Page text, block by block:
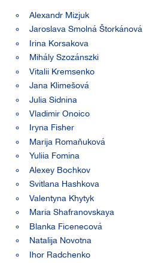
Alexandr Mizjuk
Jaroslava Smolná Štorkánová
Irina Korsakova
Mihály Szozánszki
Vitalii Kremsenko
Jana Klimešová
Julia Sidnina
Vladimir Onoico
Iryna Fisher
Marija Romaňuková
Yuliia Fomina
Alexey Bochkov
Svitlana Hashkova
Valentyna Khytyk
Maria Shafranovskaya
Blanka Ficenecová
Natalija Novotna
Ihor Radchenko